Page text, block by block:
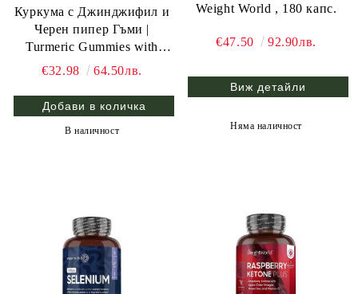
Куркума с Джинджифил и
Черен пипер Гъми |
Turmeric Gummies with
Ginger and Black Pepper |
€32.98 64.50лв.
В наличност
Weight World , 180 капс.
€47.50 92.90лв.
Виж детайли
Няма наличност